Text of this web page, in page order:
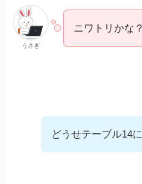
うさぎ
ニワトリかな？
どうせテーブル14